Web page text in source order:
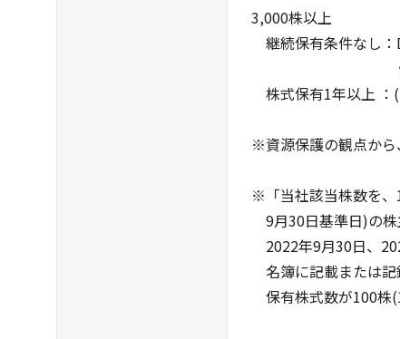
3,000株以上
継続保有条件なし：
ップ)購入
株式保有1年以上 ：
※資源保護の観点から
※「当社該当株数を、
9月30日基準日)の株
2022年9月30日、
名簿に記載または記
保有株式数が100株(1